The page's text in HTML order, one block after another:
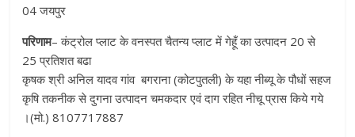
04 जयपुर
परिणाम– कंट्रोल प्लाट के वनस्पत चैतन्य प्लाट में गेहूँ का उत्पादन 20 से
25 प्रतिशत बढा
कृषक श्री अनिल यादव गांव बगराना (कोटपुतली) के यहा नीब्यू के पौधों सहज
कृषि तकनीक से दुगना उत्पादन चमकदार एवं दाग रहित नीचू प्रास किये गये
।(मो.) 8107717887